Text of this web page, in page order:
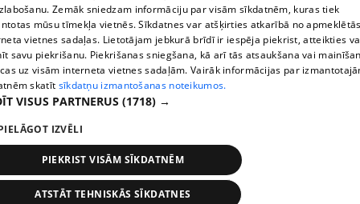
Условия договора
360 Ziņu kontakti
Helio Media
Служба помощи портала: э-почта -
All rights reserved.
Zemāk sniedzam informāciju par visām sīkdatnēm, kuras tiek
mūsu tīmekļa vietnēs. Sīkdatnes var atšķirties atkarībā no
vietnes sadaļas. Lietotājam jebkurā brīdī ir iespēja piekrist, atteikties
savu piekrišanu. Piekrišanas sniegšana, kā arī tās atsaukšana vai
uz visām interneta vietnes sadaļām. Vairāk informācijas par
skatīt sīkdatņu izmantošanas noteikumos.
VISUS PARTNERUS (1718) →
IZVĒLI
PIEKRIST VISĀM SĪKDATNĒM
ATSTĀT TEHNISKĀS SĪKDATNES